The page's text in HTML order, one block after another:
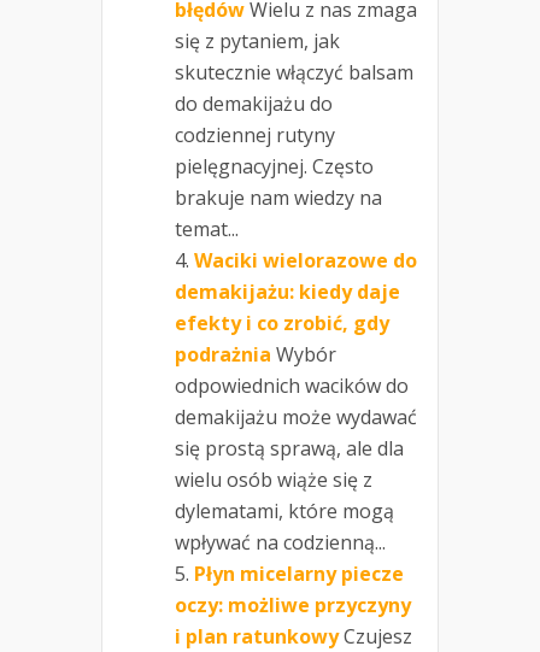
błędówWielu z nas zmaga
się z pytaniem, jak
skutecznie włączyć balsam
do demakijażu do
codziennej rutyny
pielęgnacyjnej. Często
brakuje nam wiedzy na
temat...
Waciki wielorazowe do
demakijażu: kiedy daje
efekty i co zrobić, gdy
podrażnia Wybór
odpowiednich wacików do
demakijażu może wydawać
się prostą sprawą, ale dla
wielu osób wiąże się z
dylematami, które mogą
wpływać na codzienną...
Płyn micelarny piecze
oczy: możliwe przyczyny
i plan ratunkowyCzujesz